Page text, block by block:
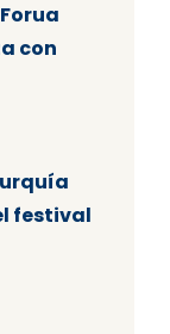
con
festival